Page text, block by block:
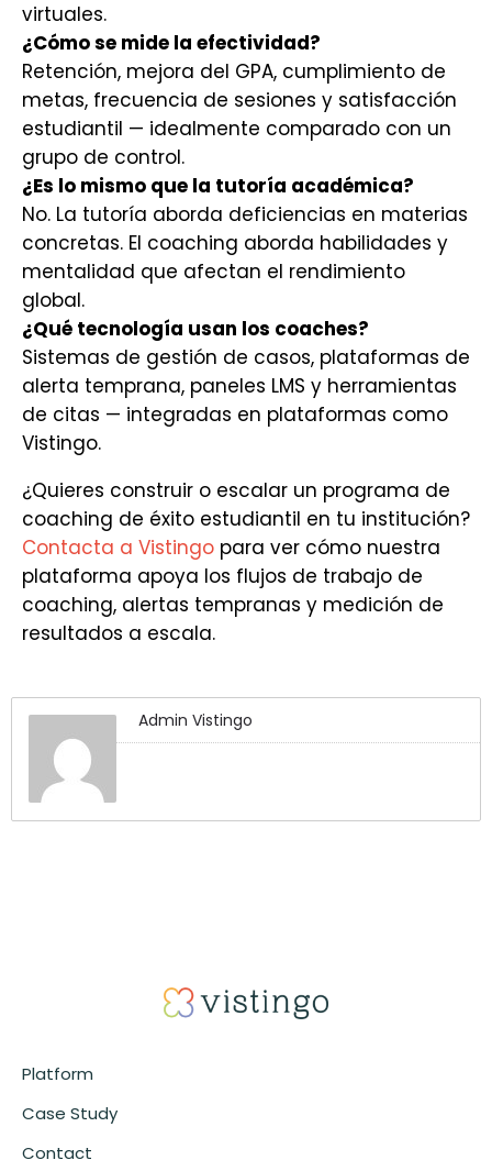
virtuales.
¿Cómo se mide la efectividad?
Retención, mejora del GPA, cumplimiento de
metas, frecuencia de sesiones y satisfacción
estudiantil — idealmente comparado con un
grupo de control.
¿Es lo mismo que la tutoría académica?
No. La tutoría aborda deficiencias en materias
concretas. El coaching aborda habilidades y
mentalidad que afectan el rendimiento
global.
¿Qué tecnología usan los coaches?
Sistemas de gestión de casos, plataformas de
alerta temprana, paneles LMS y herramientas
de citas — integradas en plataformas como
Vistingo.
¿Quieres construir o escalar un programa de
coaching de éxito estudiantil en tu institución?
Contacta a Vistingo para ver cómo nuestra
plataforma apoya los flujos de trabajo de
coaching, alertas tempranas y medición de
resultados a escala.
Admin Vistingo
Platform
Case Study
Contact